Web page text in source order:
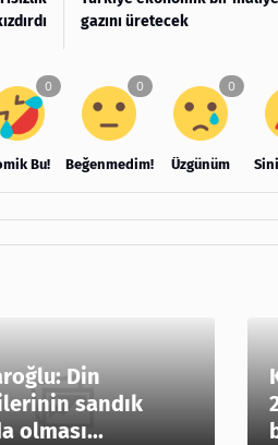
gazını üretecek
Bu! Beğenmedim! Üzgünüm
Din
sandık
olması...